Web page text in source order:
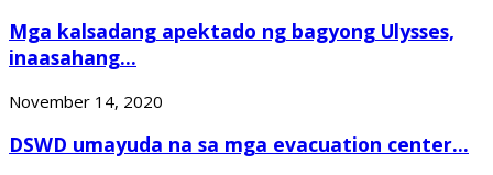
Mga kalsadang apektado ng bagyong Ulysses,
inaasahang...
November 14, 2020
DSWD umayuda na sa mga evacuation center...